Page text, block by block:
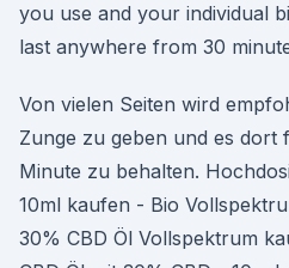
you use and your individual
last anywhere from 30
Von vielen Seiten wird
Zunge zu geben und es dort
Minute zu behalten.
10ml kaufen - Bio
30% CBD Öl Vollspektrum